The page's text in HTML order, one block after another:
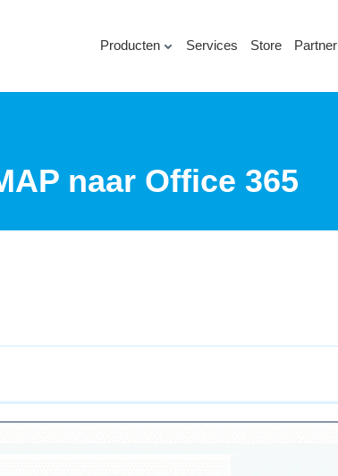
naar Office 365
Producten Services Store Partner